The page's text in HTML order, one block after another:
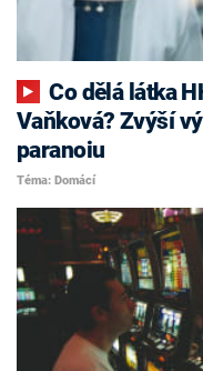
Co dělá látka HHC, k níž se přiznala
Vaňková? Zvýší
paranoiu
Téma: Domácí